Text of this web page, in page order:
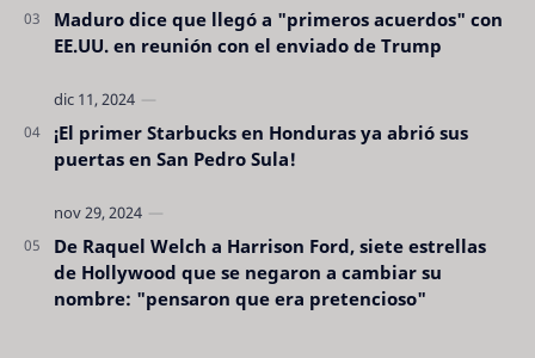
Maduro dice que llegó a "primeros acuerdos" con
EE.UU. en reunión con el enviado de Trump
¡El primer Starbucks en Honduras ya abrió sus
puertas en San Pedro Sula!
De Raquel Welch a Harrison Ford, siete estrellas
de Hollywood que se negaron a cambiar su
nombre: "pensaron que era pretencioso"